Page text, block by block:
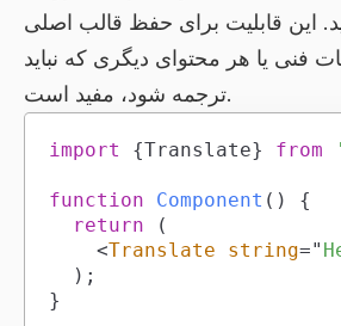
این قابلیت برای حفظ قالب اصلی
فنی یا هر محتوای دیگری که نباید
ترجمه شود، مفید است.
import {Translate} from
function Component ( )
{
return
(
<Translate string="
) ;
}